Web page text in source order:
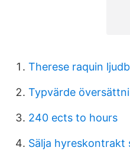
Therese raquin
Typvärde
240 ects to hours
Sälja hyreskontrakt